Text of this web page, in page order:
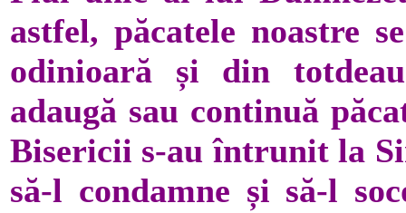
astfel, păcatele noastre
odinioară și din
adaugă sau continuă
Bisericii s-au întrunit la
să-l condamne și să-l